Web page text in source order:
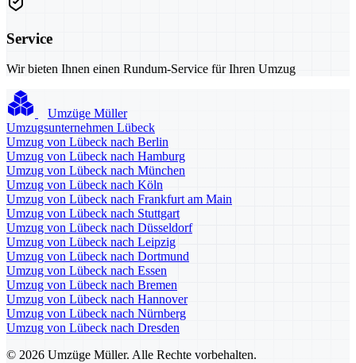
Service
Wir bieten Ihnen einen Rundum-Service für Ihren Umzug
Umzüge Müller
Umzugsunternehmen Lübeck
Umzug von Lübeck nach Berlin
Umzug von Lübeck nach Hamburg
Umzug von Lübeck nach München
Umzug von Lübeck nach Köln
Umzug von Lübeck nach Frankfurt am Main
Umzug von Lübeck nach Stuttgart
Umzug von Lübeck nach Düsseldorf
Umzug von Lübeck nach Leipzig
Umzug von Lübeck nach Dortmund
Umzug von Lübeck nach Essen
Umzug von Lübeck nach Bremen
Umzug von Lübeck nach Hannover
Umzug von Lübeck nach Nürnberg
Umzug von Lübeck nach Dresden
© 2026 Umzüge Müller. Alle Rechte vorbehalten.